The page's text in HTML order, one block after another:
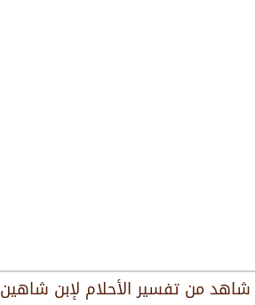
شاهد من تفسير الأحلام لإبن شاهين